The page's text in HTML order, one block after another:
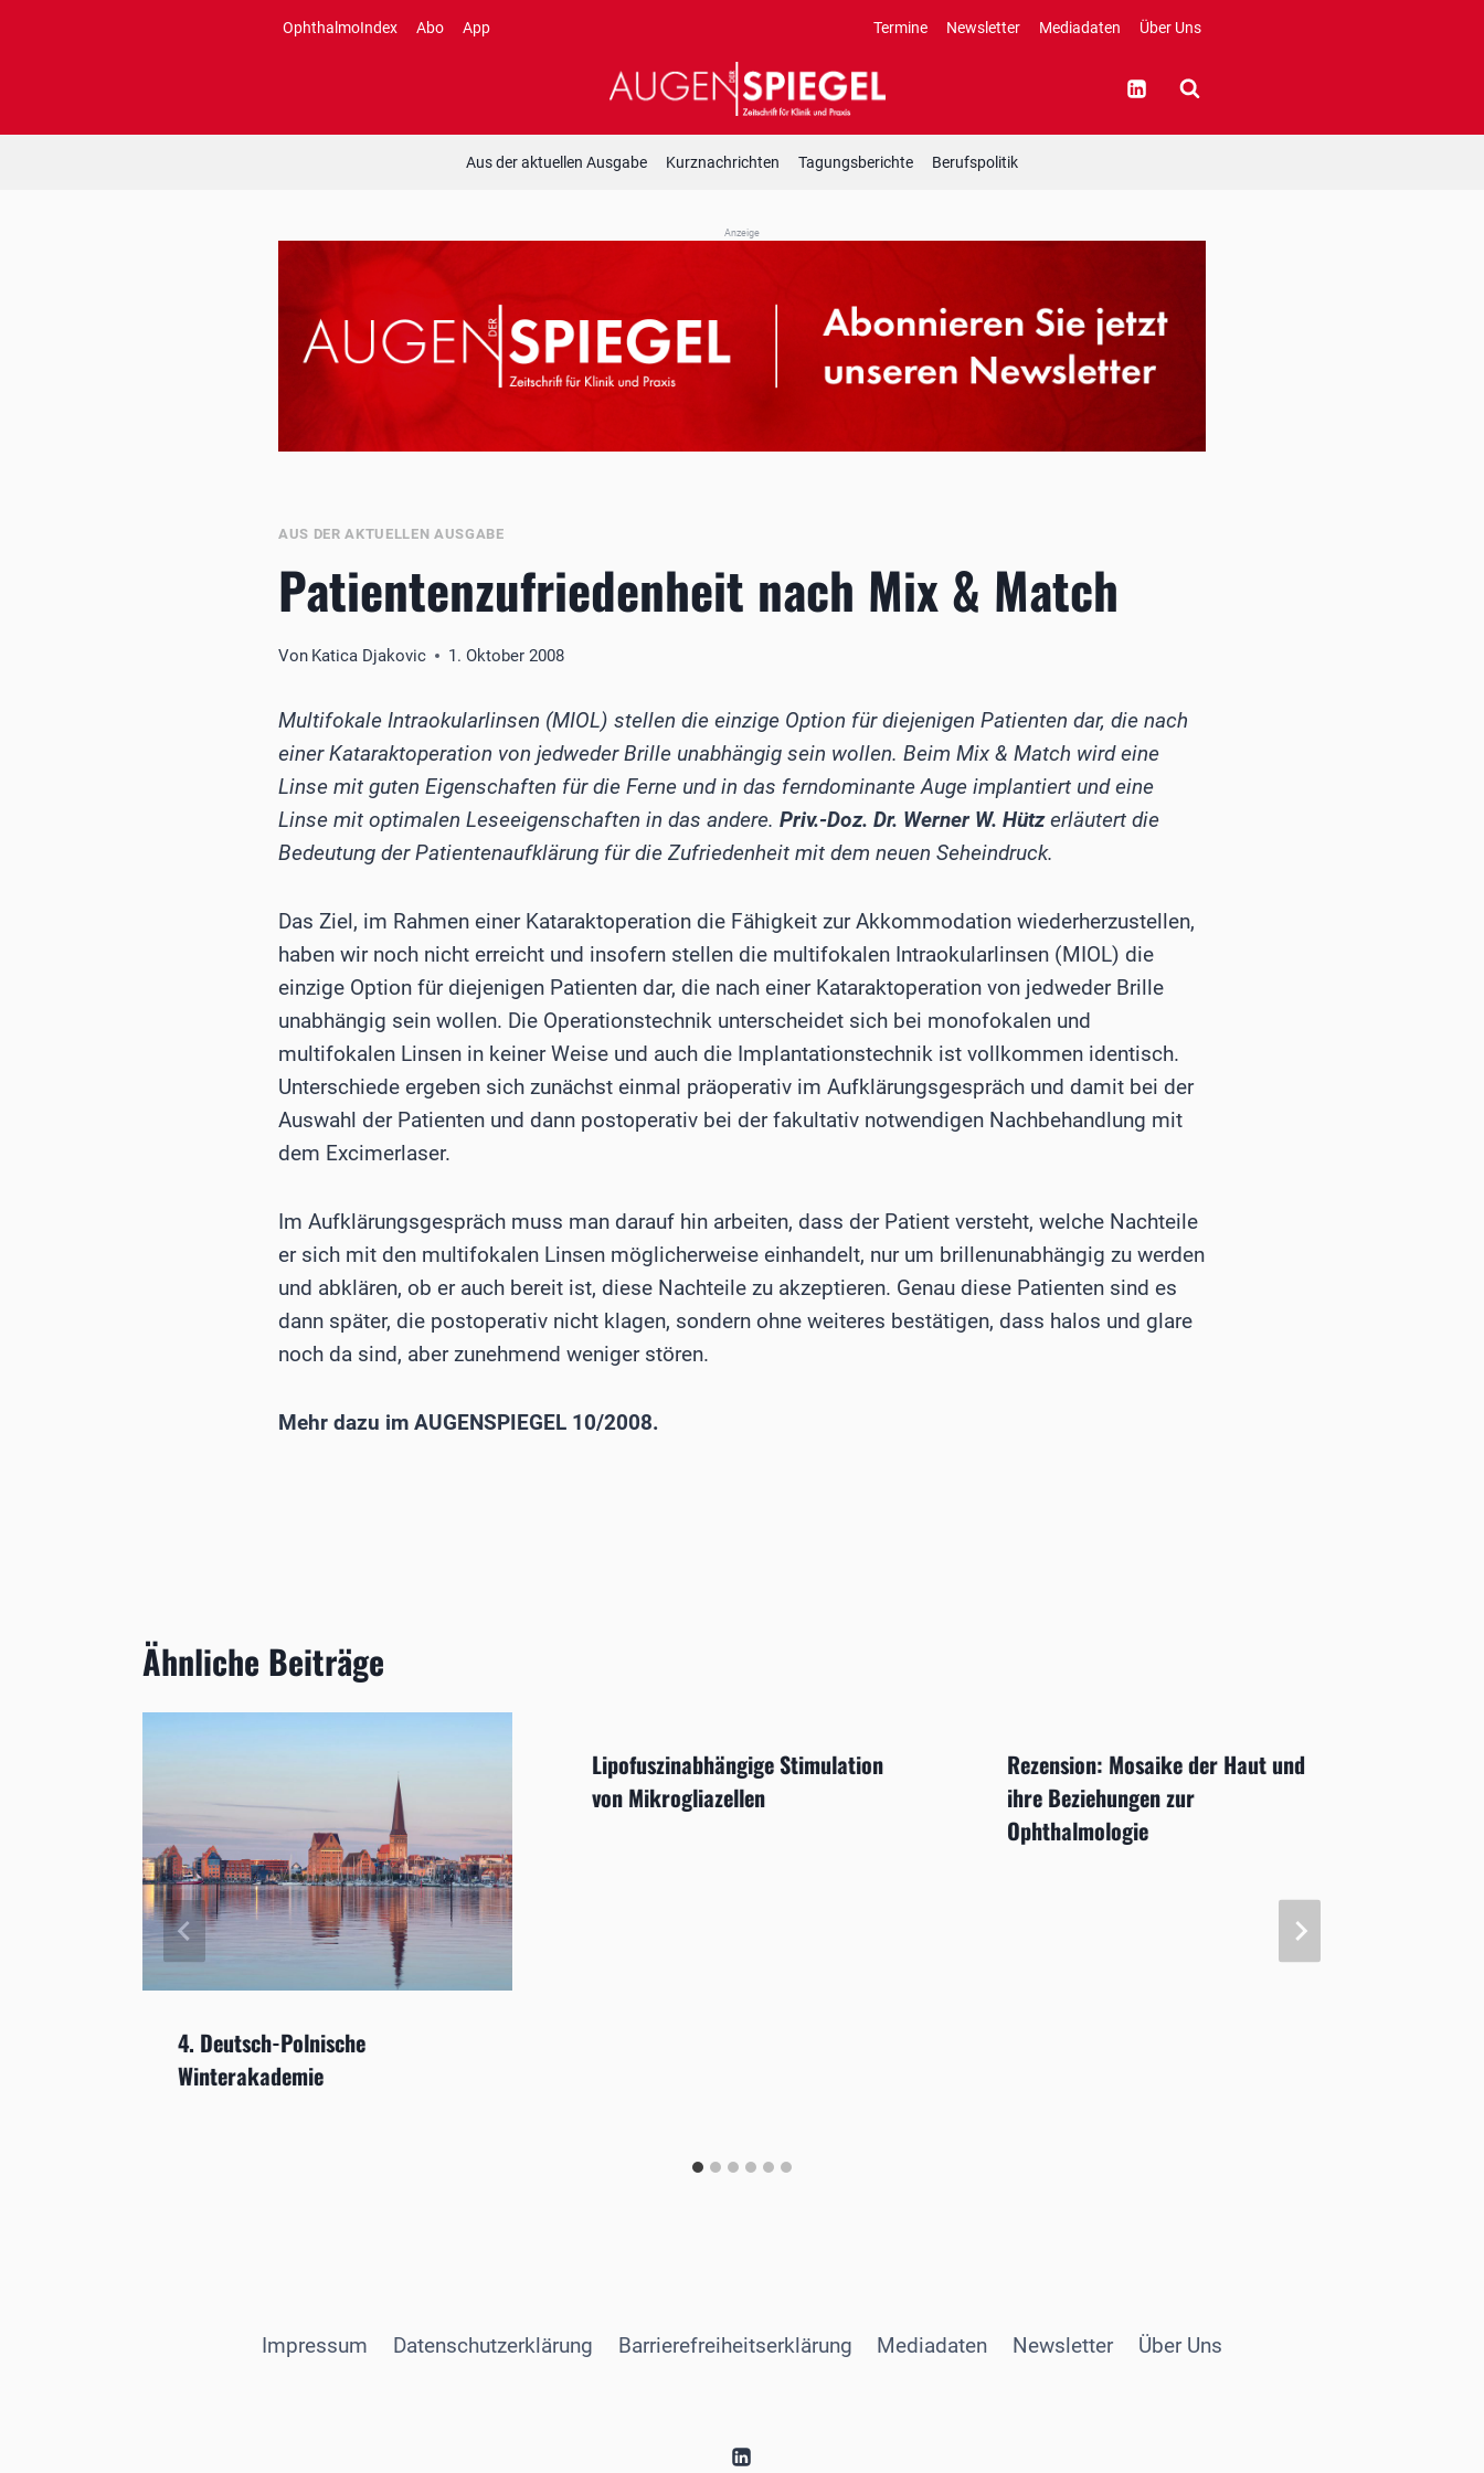
OphthalmoIndex Abo App Termine Newsletter Mediadaten Über Uns
Aus der aktuellen Ausgabe Kurznachrichten Tagungsberichte Berufspolitik
Anzeige
AUS DER AKTUELLEN AUSGABE
Patientenzufriedenheit nach Mix & Match
Von Katica Djakovic 1. Oktober 2008
Multifokale Intraokularlinsen (MIOL) stellen die einzige Option für diejenigen Patienten dar, die nach
einer Kataraktoperation von jedweder Brille unabhängig sein wollen. Beim Mix & Match wird eine
Linse mit guten Eigenschaften für die Ferne und in das ferndominante Auge implantiert und eine
Linse mit optimalen Leseeigenschaften in das andere. Priv.-Doz. Dr. Werner W. Hützerläutert die
Bedeutung der Patientenaufklärung für die Zufriedenheit mit dem neuen Seheindruck.
Das Ziel, im Rahmen einer Kataraktoperation die Fähigkeit zur Akkommodation wiederherzustellen,
haben wir noch nicht erreicht und insofern stellen die multifokalen Intraokularlinsen (MIOL) die
einzige Option für diejenigen Patienten dar, die nach einer Kataraktoperation von jedweder Brille
unabhängig sein wollen. Die Operationstechnik unterscheidet sich bei monofokalen und
multifokalen Linsen in keiner Weise und auch die Implantationstechnik ist vollkommen identisch.
Unterschiede ergeben sich zunächst einmal präoperativ im Aufklärungsgespräch und damit bei der
Auswahl der Patienten und dann postoperativ bei der fakultativ notwendigen Nachbehandlung mit
dem Excimerlaser.
Im Aufklärungsgespräch muss man darauf hin arbeiten, dass der Patient versteht, welche Nachteile
er sich mit den multifokalen Linsen möglicherweise einhandelt, nur um brillenunabhängig zu werden
und abklären, ob er auch bereit ist, diese Nachteile zu akzeptieren. Genau diese Patienten sind es
dann später, die postoperativ nicht klagen, sondern ohne weiteres bestätigen, dass halos und glare
noch da sind, aber zunehmend weniger stören.
Mehr dazu im AUGENSPIEGEL 10/2008.
Ähnliche Beiträge
4. Deutsch-Polnische
Winterakademie
Lipofuszinabhängige Stimulation
von Mikrogliazellen
Rezension: Mosaike der Haut und
ihre ­Beziehungen zur
Ophthalmologie
Impressum Datenschutzerklärung Barrierefreiheitserklärung Mediadaten Newsletter Über Uns